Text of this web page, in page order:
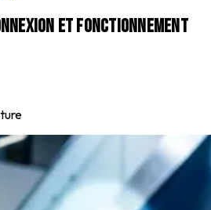
et fonctionnement